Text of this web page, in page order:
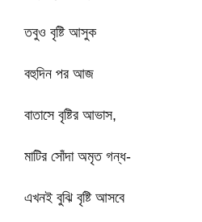
তবুও বৃষ্টি আসুক
বহুদিন পর আজ
বাতাসে বৃষ্টির আভাস,
মাটির সোঁদা অমৃত গন্ধ-
এখনই বুঝি বৃষ্টি আসবে